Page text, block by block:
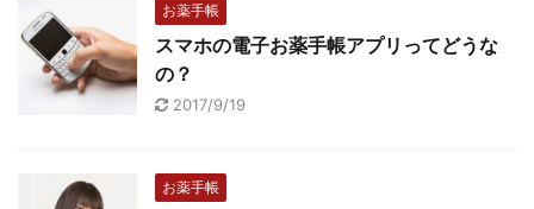
お薬手帳
スマホの電子お薬手帳アプリってどうな
の？
2017/9/19
お薬手帳